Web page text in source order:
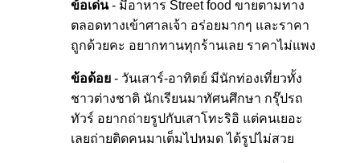
ข้อเด่น- มีอาหาร Street food ขายตามทาง
ตลอดทางเข้าศาลเจ้า อร่อยมากๆ และราคา
ถูกด้วยคะ อยากทานทุกร้านเลย ราคาไม่แพง
ข้อด้อย - วันเสาร์-อาทิตย์ มีนักท่องเที่ยวทั้ง
ชาวต่างชาติ นักเรียนมาทัศนศึกษา กรุ๊ปรถ
ทัวร์ อยากถ่ายรูปกับเสาโทะริอิ แต่คนเยอะ
เลยถ่ายติดคนมาเต็มไปหมด ได้รูปไม่สวย